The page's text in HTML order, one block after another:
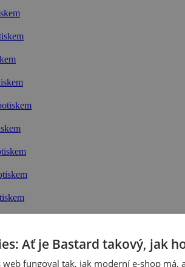
Ať je Bastard takový, jak
web fungoval tak, jak moderní e-shop má,